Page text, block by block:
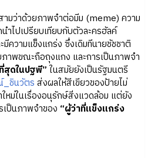
ว่าด้วยภาพจำต่อมีม (meme) ความ
ำไปเปรียบเทียบกับตัวละครฮัลค์
ความแข็งแกร่ง ซึ่งเดิมทีนายชัชชาติ
ภาพขณะถือถุงแกง และการเป็นภาพจำ
ดในปฐพี”ในสมัยยังเป็นรัฐมนตรี
ชินวัตรส่งผลให้สีเขียวของป้ายไม่
หม่ในเรื่องอนุรักษ์สิ่งแวดล้อม แต่ยัง
ป็นภาพจำของ “ผู้ว่าที่แข็งแกร่ง